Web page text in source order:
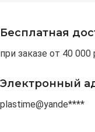
Бесплатная
при заказе от 40 000
Электронный
plastime@yande****